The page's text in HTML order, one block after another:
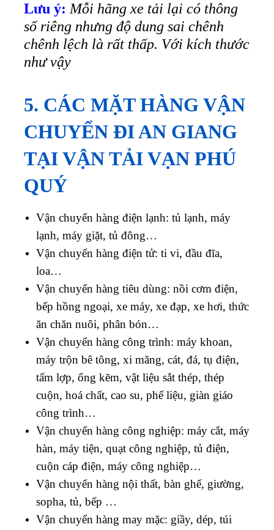
Lưu ý:Mỗi hãng xe tải lại có thông
số riêng nhưng độ dung sai chênh
chênh lệch là rất thấp. Với kích thước
như vậy
5. CÁC MẶT HÀNG VẬN
CHUYỂN ĐI AN GIANG
TẠI VẬN TẢI VẠN PHÚ
QUÝ
Vận chuyển hàng điện lạnh: tủ lạnh, máy
lạnh, máy giặt, tủ đông…
Vận chuyển hàng điện tử: ti vi, đầu đĩa,
loa…
Vận chuyển hàng tiêu dùng: nồi cơm điện,
bếp hồng ngoại, xe máy, xe đạp, xe hơi, thức
ăn chăn nuôi, phân bón…
Vận chuyển hàng công trình: máy khoan,
máy trộn bê tông, xi măng, cát, đá, tụ điện,
tấm lợp, ống kẽm, vật liệu sắt thép, thép
cuộn, hoá chất, cao su, phế liệu, giàn giáo
công trình…
Vận chuyển hàng công nghiệp: máy cắt, máy
hàn, máy tiện, quạt công nghiệp, tủ điện,
cuộn cáp điện, máy công nghiệp…
Vận chuyển hàng nội thất, bàn ghế, giường,
sopha, tủ, bếp …
Vận chuyển hàng may mặc: giầy, dép, túi